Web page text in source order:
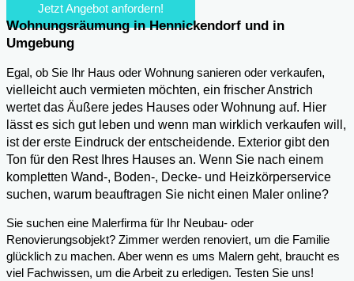
Jetzt Angebot anfordern!
Wohnungsräumung in Hennickendorf und in
Umgebung
Egal, ob Sie Ihr Haus oder Wohnung sanieren oder verkaufen,
vielleicht auch vermieten möchten, ein frischer Anstrich
wertet das Äußere jedes Hauses oder Wohnung auf. Hier
lässt es sich gut leben und wenn man wirklich verkaufen will,
ist der erste Eindruck der entscheidende. Exterior gibt den
Ton für den Rest Ihres Hauses an. Wenn Sie nach einem
kompletten Wand-, Boden-, Decke- und Heizkörperservice
suchen, warum beauftragen Sie nicht einen Maler online?
Sie suchen eine Malerfirma für Ihr Neubau- oder
Renovierungsobjekt? Zimmer werden renoviert, um die Familie
glücklich zu machen. Aber wenn es ums Malern geht, braucht es
viel Fachwissen, um die Arbeit zu erledigen. Testen Sie uns!